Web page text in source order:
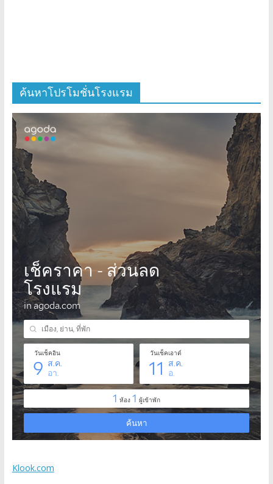
ค้นหาโปรโมชั่นโรงแรม
Klook.com